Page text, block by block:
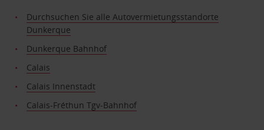
Durchsuchen Sie alle Autovermietungsstandorte
Dunkerque
Dunkerque Bahnhof
Calais
Calais Innenstadt
Calais-Fréthun Tgv-Bahnhof